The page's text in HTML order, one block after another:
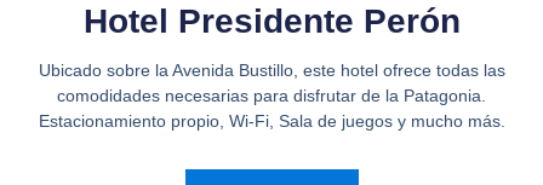
Hotel Presidente Perón
Ubicado sobre la Avenida Bustillo, este hotel ofrece todas las
comodidades necesarias para disfrutar de la Patagonia.
Estacionamiento propio, Wi-Fi, Sala de juegos y mucho más.